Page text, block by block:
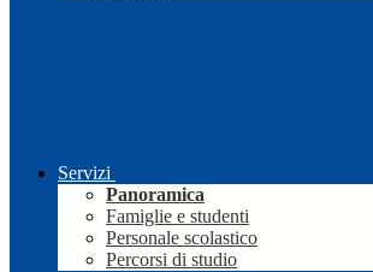
Servizi
Panoramica
Famiglie e studenti
Personale scolastico
Percorsi di studio